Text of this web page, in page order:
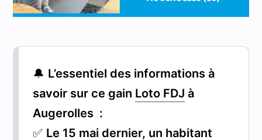
🔔 L’essentiel des informations à
savoir sur ce gain Loto FDJ à
Augerolles :
✅ Le 15 mai dernier, un habitant